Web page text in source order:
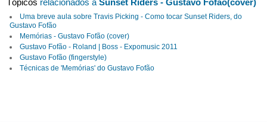
Tópicos relacionados aSunset Riders - Gustavo Fofão(cover)
Uma breve aula sobre Travis Picking - Como tocar Sunset Riders, do
Gustavo Fofão
Memórias - Gustavo Fofão (cover)
Gustavo Fofão - Roland | Boss - Expomusic 2011
Gustavo Fofão (fingerstyle)
Técnicas de 'Memórias' do Gustavo Fofão